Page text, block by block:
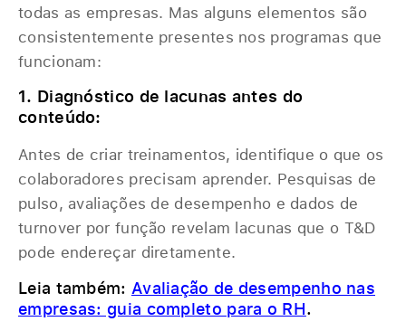
todas as empresas. Mas alguns elementos são
consistentemente presentes nos programas que
funcionam:
1. Diagnóstico de lacunas antes do
conteúdo:
Antes de criar treinamentos, identifique o que os
colaboradores precisam aprender. Pesquisas de
pulso, avaliações de desempenho e dados de
turnover por função revelam lacunas que o T&D
pode endereçar diretamente.
Leia também: Avaliação de desempenho nas
empresas: guia completo para o RH.